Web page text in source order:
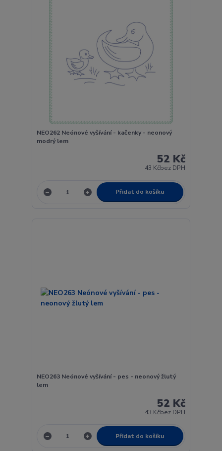
NEO262 Neónové vyšívání - kačenky - neonový
modrý lem
52 Kč
43 Kčbez DPH
Přidat do košíku
NEO263 Neónové vyšívání - pes - neonový žlutý
lem
52 Kč
43 Kčbez DPH
Přidat do košíku